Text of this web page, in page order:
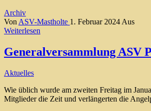
Archiv
Von ASV-Mastholte 1. Februar 2024 Aus
Weiterlesen
Generalversammlung ASV
Aktuelles
Wie üblich wurde am zweiten Freitag im
Mitglieder die Zeit und verlängerten die